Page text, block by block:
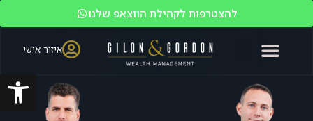
פתח
להצטרפות לקהילת הווצאפ שלנו
איזור אישי